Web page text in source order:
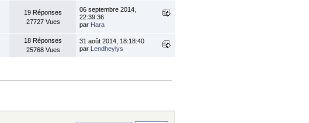
19 Réponses
27727 Vues
06 septembre 2014,
22:39:36
par Hara
18 Réponses
25768 Vues
31 août 2014, 18:18:40
par Lendheylys